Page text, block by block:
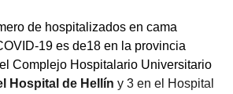
de hospitalizados en cama
19 es de18 en la provincia
Complejo Hospitalario Universitario
Hospital de Hellín y 3 en el Hospital